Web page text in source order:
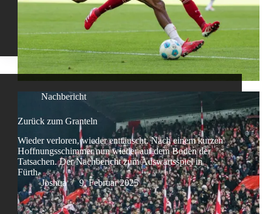
Nachbericht
Zurück zum Granteln
Wieder verloren, wieder enttäuscht. Nach einem kurzen
Hoffnungsschimmer nun wieder auf dem Boden der
Tatsachen. Der Nachbericht zum Auswärtsspiel in
Fürth.
Joshua
9. Februar 2025